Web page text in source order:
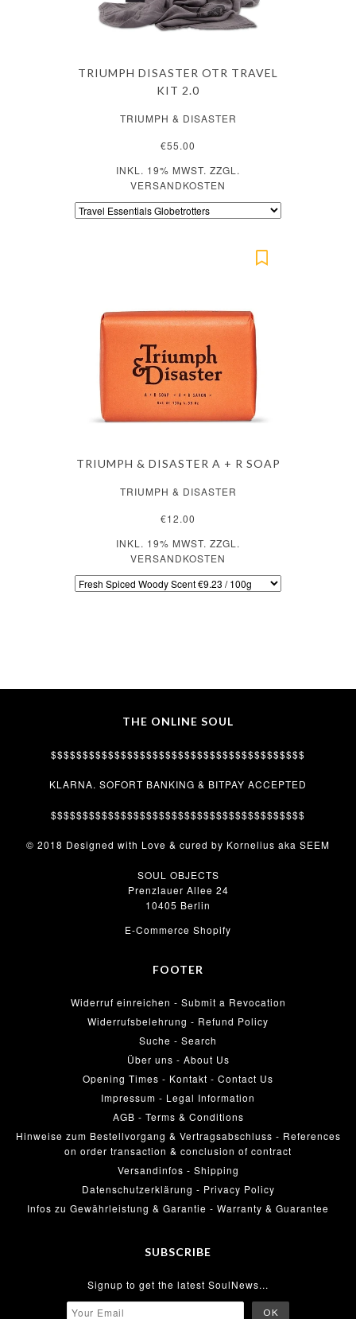
TRIUMPH DISASTER OTR TRAVEL
KIT 2.0
TRIUMPH & DISASTER
€55.00
INKL. 19% MWST. ZZGL.
VERSANDKOSTEN
TRIUMPH & DISASTER A + R SOAP
TRIUMPH & DISASTER
€12.00
INKL. 19% MWST. ZZGL.
VERSANDKOSTEN
THE ONLINE SOUL
$$$$$$$$$$$$$$$$$$$$$$$$$$$$$$$$$$$$$$$$
KLARNA. SOFORT BANKING & BITPAY ACCEPTED
$$$$$$$$$$$$$$$$$$$$$$$$$$$$$$$$$$$$$$$$
© 2018 Designed with Love & cured by Kornelius aka SEEM
SOUL OBJECTS
Prenzlauer Allee 24
10405 Berlin
E-Commerce Shopify
FOOTER
Widerruf einreichen - Submit a Revocation
Widerrufsbelehrung - Refund Policy
Suche - Search
Über uns - About Us
Opening Times - Kontakt - Contact Us
Impressum - Legal Information
AGB - Terms & Conditions
Hinweise zum Bestellvorgang & Vertragsabschluss - References
on order transaction & conclusion of contract
Versandinfos - Shipping
Datenschutzerklärung - Privacy Policy
Infos zu Gewährleistung & Garantie - Warranty & Guarantee
SUBSCRIBE
Signup to get the latest SoulNews...